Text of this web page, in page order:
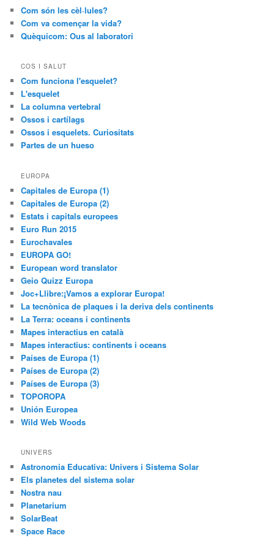
Com són les cèl·lules?
Com va començar la vida?
Quèquicom: Ous al laboratori
COS I SALUT
Com funciona l'esquelet?
L'esquelet
La columna vertebral
Ossos i cartílags
Ossos i esquelets. Curiositats
Partes de un hueso
EUROPA
Capitales de Europa (1)
Capitales de Europa (2)
Estats i capitals europees
Euro Run 2015
Eurochavales
EUROPA GO!
European word translator
Geio Quizz Europa
Joc+Llibre:¡Vamos a explorar Europa!
La tecnònica de plaques i la deriva dels continents
La Terra: oceans i continents
Mapes interactius en català
Mapes interactius: continents i oceans
Países de Europa (1)
Países de Europa (2)
Países de Europa (3)
TOPOROPA
Unión Europea
Wild Web Woods
UNIVERS
Astronomia Educativa: Univers i Sistema Solar
Els planetes del sistema solar
Nostra nau
Planetarium
SolarBeat
Space Race